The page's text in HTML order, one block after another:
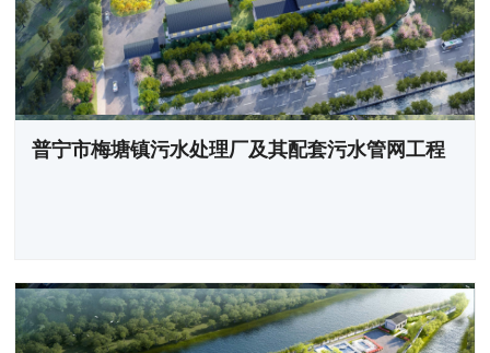
普宁市梅塘镇污水处理厂及其配套污水管网工程